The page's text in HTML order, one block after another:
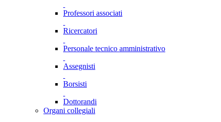
Professori associati
Ricercatori
Personale tecnico amministrativo
Assegnisti
Borsisti
Dottorandi
Organi collegiali